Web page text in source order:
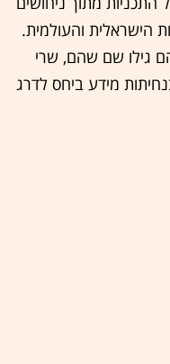
הישראלית והעולמית.
גילו שם שהם, שרי
מידע ביחס לדרג